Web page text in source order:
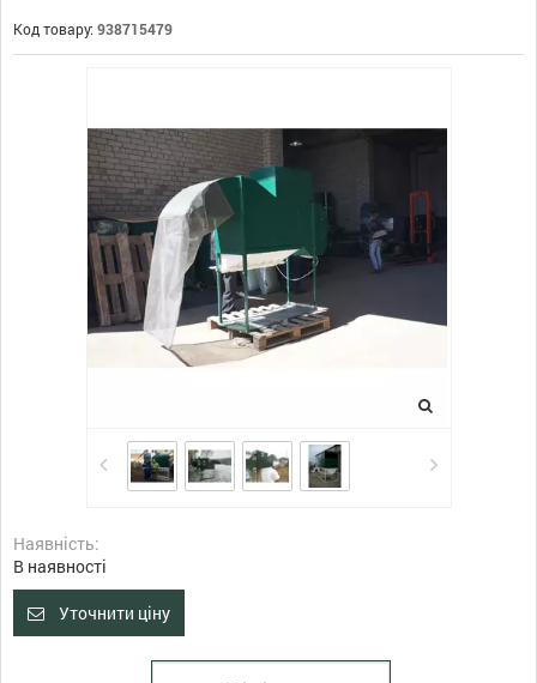
Код товару: 938715479
Наявність:
В наявності
Уточнити ціну